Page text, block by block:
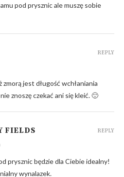
pod prysznic ale muszę sobie
jest długość wchłaniania
znoszę czekać ani się kleić. 🙂
REPLY
FIELDS
prysznic będzie dla Ciebie idealny!
wynalazek.
REPLY